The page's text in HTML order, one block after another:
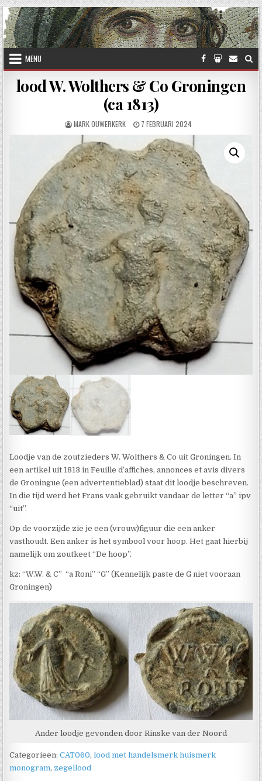
Skip to content
MENU
lood W. Wolthers & Co Groningen
(ca 1813)
AUTHOR:
MARK OUWERKERK PUBLISHED DATE:
7 FEBRUARI 2024
Loodje van de zoutzieders W. Wolthers & Co uit Groningen. In
een artikel uit 1813 in Feuille d’affiches, annonces et avis divers
de Groningue (een advertentieblad) staat dit loodje beschreven.
In die tijd werd het Frans vaak gebruikt vandaar de letter “a” ipv
“uit”.
Op de voorzijde zie je een (vrouw)figuur die een anker
vasthoudt. Een anker is het symbool voor hoop. Het gaat hierbij
namelijk om zoutkeet “De hoop”.
kz: “W.W. & C” “a Roni” “G” (Kennelijk paste de G niet vooraan
Groningen)
Ander loodje gevonden door Rinske van der Noord
Categorieën:CAT060,lood met handelsmerk huismerk
monogram, zegellood